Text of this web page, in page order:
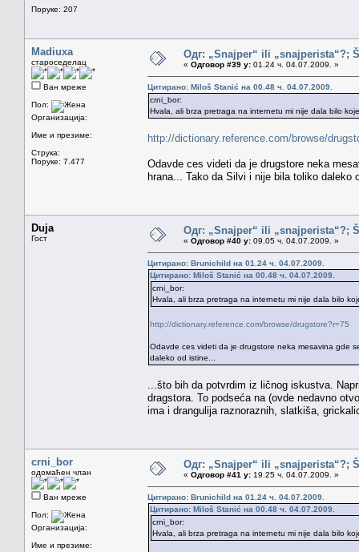
Поруке: 207
Madiuxa
староседелац
Ван мреже
Пол:
Организација:
Име и презиме:
Струка:
Поруке: 7.477
Одг: „Snajper“ ili „snajperista“?;
« Одговор #39 у: 01.24 ч. 04.07.2009. »
Цитирано: Miloš Stanić на 00.48 ч. 04.07.2009.
crni_bor:
Hvala, ali brza pretraga na internetu mi nije dala bilo
http://dictionary.reference.com/browse/
Odavde ces videti da je drugstore neka
hrana... Tako da Silvi i nije bila toliko daleko
Duja
Гост
Одг: „Snajper“ ili „snajperista“?;
« Одговор #40 у: 09.05 ч. 04.07.2009. »
Цитирано: Brunichild на 01.24 ч. 04.07.2009.
Цитирано: Miloš Stanić на 00.48 ч. 04.07.2009.
crni_bor:
Hvala, ali brza pretraga na internetu mi nije dala bilo
http://dictionary.reference.com/browse/drugstore?r=75
Odavde ces videti da je drugstore neka mesavina gde
daleko od istine...
...što bih da potvrdim iz ličnog iskustva.
dragstora. To podseća na (ovde nedavno
ima i drangulija raznoraznih, slatkiša,
crni_bor
одомаћен члан
Ван мреже
Пол:
Организација:
Име и презиме:
Одг: „Snajper“ ili „snajperista“?;
« Одговор #41 у: 19.25 ч. 04.07.2009. »
Цитирано: Brunichild на 01.24 ч. 04.07.2009.
Цитирано: Miloš Stanić на 00.48 ч. 04.07.2009.
crni_bor:
Hvala, ali brza pretraga na internetu mi nije dala bilo